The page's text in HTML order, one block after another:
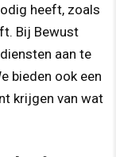
heeft, zoals
Bij Bewust
aan te
bieden ook een
krijgen van wat